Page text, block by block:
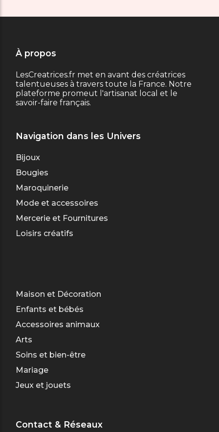
À propos
LesCreatrices.fr met en avant des créatrices
talentueuses à travers toute la France. Notre
plateforme promeut l'artisanat local et le
savoir-faire français.
Navigation dans les Univers
Bijoux
Bougies
Maroquinerie
Mode et accessoires
Mercerie et Fournitures
Loisirs créatifs
Maison et Décoration
Enfants et bébés
Accessoires animaux
Arts
Soins et bien-être
Mariage
Jeux et jouets
Contact & Réseaux